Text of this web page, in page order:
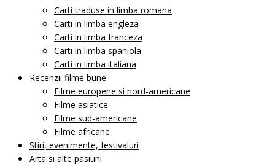
Carti traduse in limba romana
Carti in limba engleza
Carti in limba franceza
Carti in limba spaniola
Carti in limba italiana
Recenzii filme bune
Filme europene si nord-americane
Filme asiatice
Filme sud-americane
Filme africane
Stiri, evenimente, festivaluri
Arta si alte pasiuni